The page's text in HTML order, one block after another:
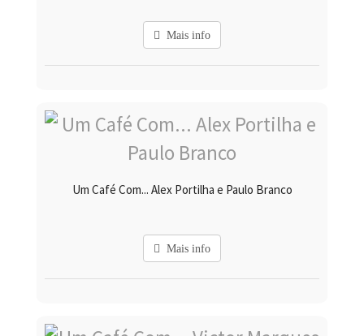
Mais info
Um Café Com... Alex Portilha e Paulo Branco
Mais info